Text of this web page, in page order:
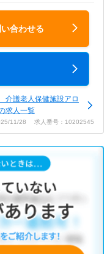
合わせる
介護老人保健施設アロ
求人一覧
11/28 求人番号：10202545